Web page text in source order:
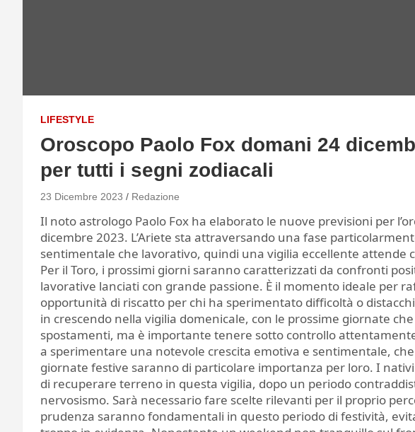
LIFESTYLE
Oroscopo Paolo Fox domani 24
per tutti i segni zodiacali
23 Dicembre 2023 Redazione
Il noto astrologo Paolo Fox ha elaborato le nuove previsioni per
dicembre 2023. L’Ariete sta attraversando una fase
sentimentale che lavorativo, quindi una vigilia eccellente attende
Per il Toro, i prossimi giorni saranno caratterizzati da confronti
lavorative lanciati con grande passione. È il momento ideale per
opportunità di riscatto per chi ha sperimentato difficoltà o
in crescendo nella vigilia domenicale, con le prossime giornate
spostamenti, ma è importante tenere sotto controllo
a sperimentare una notevole crescita emotiva e sentimentale,
giornate festive saranno di particolare importanza per loro. I
di recuperare terreno in questa vigilia, dopo un periodo
nervosismo. Sarà necessario fare scelte rilevanti per il proprio
prudenza saranno fondamentali in questo periodo di festività,